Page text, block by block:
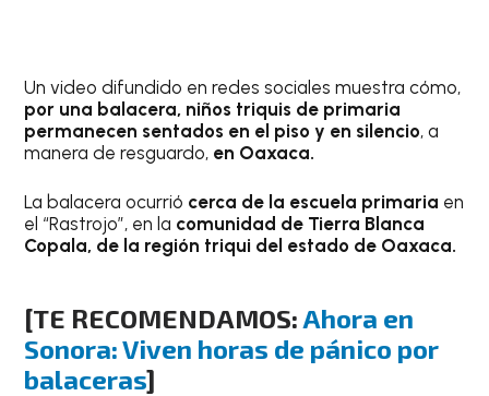
Un video difundido en redes sociales muestra cómo,
por una balacera, niños triquis de primaria
permanecen sentados en el piso y en silencio, a
manera de resguardo, en Oaxaca.
La balacera ocurrió cerca de la escuela primaria en
el “Rastrojo”, en la comunidad de Tierra Blanca
Copala, de la región triqui del estado de Oaxaca.
[TE RECOMENDAMOS: Ahora en
Sonora: Viven horas de pánico por
balaceras]